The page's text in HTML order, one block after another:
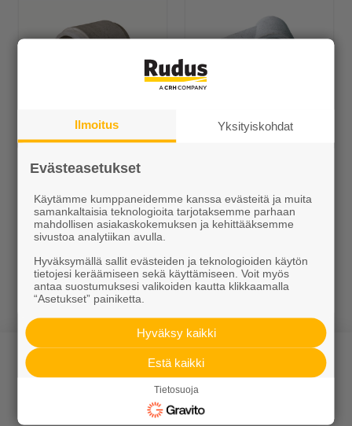
EK-kärkikappaleet EK-haaraputket
EK-tulpat
Ilmoitus Yksityiskohdat
Evästeasetukset
Käytämme kumppaneidemme kanssa evästeitä ja muita
samankaltaisia teknologioita tarjotaksemme parhaan
mahdollisen asiakaskokemuksen ja kehittääksemme
sivustoa analytiikan avulla.
Hyväksymällä sallit evästeiden ja teknologioiden käytön
tietojesi keräämiseen sekä käyttämiseen. Voit myös
antaa suostumuksesi valikoiden kautta klikkaamalla
“Asetukset” painiketta.
Hyväksy kaikki
Estä kaikki
Tietosuoja